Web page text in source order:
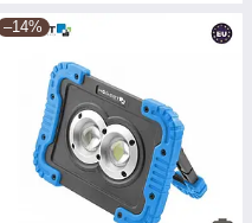
–14%